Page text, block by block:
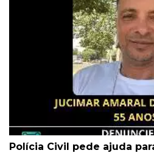
Polícia Civil pede ajuda